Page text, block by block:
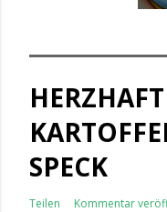
SPECK
Teilen Kommentar